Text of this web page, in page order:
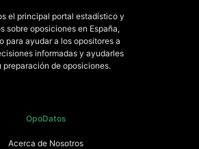
el principal portal estadístico y
sobre oposiciones en España,
para ayudar a los opositores a
informadas y ayudarles
preparación de oposiciones.
OpoDatos
Acerca de Nosotros